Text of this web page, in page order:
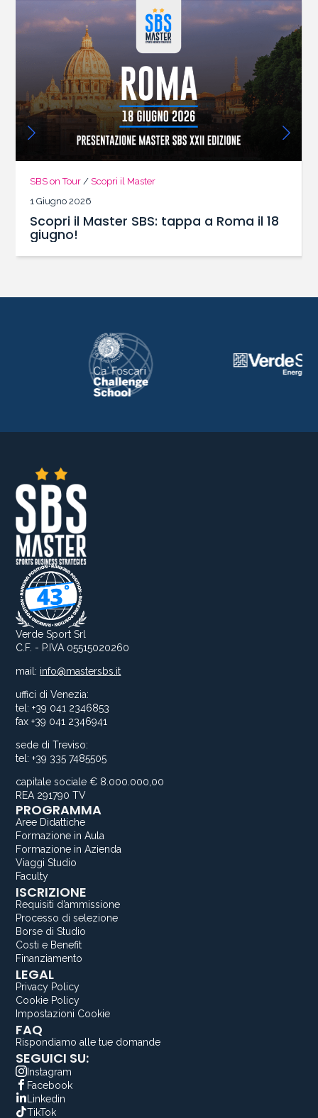
SBS on Tour / Scopri il Master
1 Giugno 2026
Scopri il Master SBS: tappa a Roma il 18
giugno!
Verde Sport Srl
C.F. - P.IVA 05515020260
mail: info@mastersbs.it
uffici di Venezia:
tel: +39 041 2346853
fax +39 041 2346941
sede di Treviso:
tel: +39 335 7485505
capitale sociale € 8.000.000,00
REA 291790 TV
PROGRAMMA
Aree Didattiche
Formazione in Aula
Formazione in Azienda
Viaggi Studio
Faculty
ISCRIZIONE
Requisiti d’ammissione
Processo di selezione
Borse di Studio
Costi e Benefit
Finanziamento
LEGAL
Privacy Policy
Cookie Policy
Impostazioni Cookie
FAQ
Rispondiamo alle tue domande
SEGUICI SU:
Instagram
Facebook
Linkedin
TikTok